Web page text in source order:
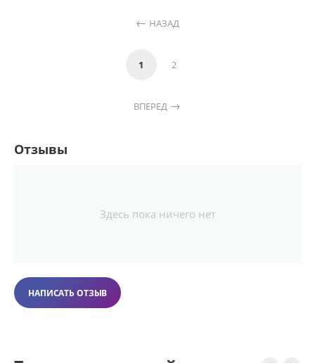
НАЗАД
1 2
ВПЕРЕД
Отзывы
Здесь пока ничего нет
НАПИСАТЬ ОТЗЫВ